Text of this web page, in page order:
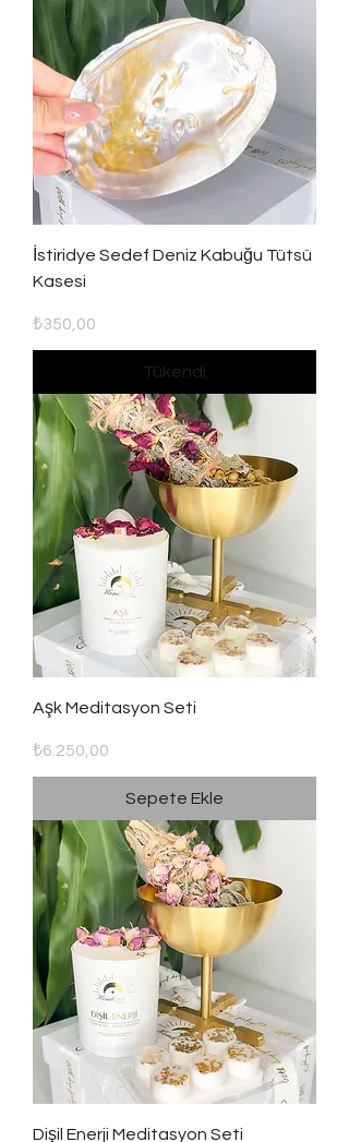
İstiridye Sedef Deniz Kabuğu Tütsü
Kasesi
Fiyat
₺350,00
Tükendi
Aşk Meditasyon Seti
Fiyat
₺6.250,00
Sepete Ekle
Dişil Enerji Meditasyon Seti